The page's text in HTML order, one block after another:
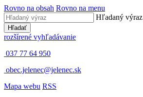
Rovno na obsah Rovno na menu
Hľadaný výraz
Hľadať
rozšírené vyhľadávanie
037 77 64 950
obec.jelenec@jelenec.sk
Mapa webu RSS